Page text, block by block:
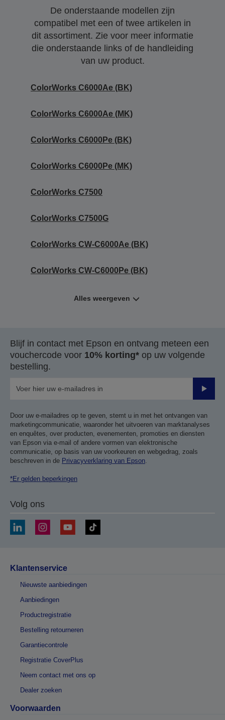
De onderstaande modellen zijn
compatibel met een of twee artikelen in
dit assortiment. Zie voor meer informatie
die onderstaande links of de handleiding
van uw product.
ColorWorks C6000Ae (BK)
ColorWorks C6000Ae (MK)
ColorWorks C6000Pe (BK)
ColorWorks C6000Pe (MK)
ColorWorks C7500
ColorWorks C7500G
ColorWorks CW-C6000Ae (BK)
ColorWorks CW-C6000Pe (BK)
Alles weergeven
Blijf in contact met Epson en ontvang meteen een
vouchercode voor 10% korting* op uw volgende
bestelling.
Door uw e-mailadres op te geven, stemt u in met het ontvangen van
marketingcommunicatie, waaronder het uitvoeren van marktanalyses
en enquêtes, over producten, evenementen, promoties en diensten
van Epson via e-mail of andere vormen van elektronische
communicatie, op basis van uw voorkeuren en webgedrag, zoals
beschreven in de Privacyverklaring van Epson
*Er gelden beperkingen
Volg ons
Klantenservice
Nieuwste aanbiedingen
Aanbiedingen
Productregistratie
Bestelling retourneren
Garantiecontrole
Registratie CoverPlus
Neem contact met ons op
Dealer zoeken
Voorwaarden